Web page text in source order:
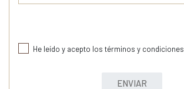
He leído y acepto los términos y condiciones
ENVIAR